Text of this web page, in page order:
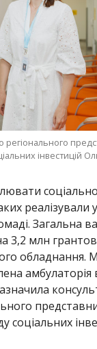
регіонального
інвестицій
соціально
реалізували у
3,2 млн
обладнання.
амбулаторія
соціальних